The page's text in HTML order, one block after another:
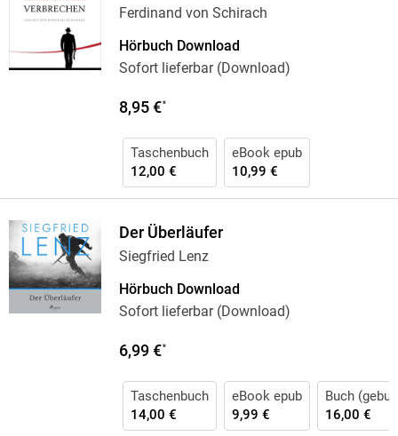
Ferdinand von Schirach
Hörbuch Download
Sofort lieferbar (Download)
8,95 €*
Taschenbuch
12,00 €
eBook epub
10,99 €
Der Überläufer
Siegfried Lenz
Hörbuch Download
Sofort lieferbar (Download)
6,99 €*
Taschenbuch
14,00 €
eBook epub
9,99 €
Buch
16,00 €